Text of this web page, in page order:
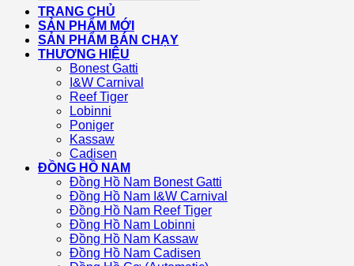
TRANG CHỦ
SẢN PHẨM MỚI
SẢN PHẨM BÁN CHẠY
THƯƠNG HIỆU
Bonest Gatti
I&W Carnival
Reef Tiger
Lobinni
Poniger
Kassaw
Cadisen
ĐỒNG HỒ NAM
Đồng Hồ Nam Bonest Gatti
Đồng Hồ Nam I&W Carnival
Đồng Hồ Nam Reef Tiger
Đồng Hồ Nam Lobinni
Đồng Hồ Nam Kassaw
Đồng Hồ Nam Cadisen